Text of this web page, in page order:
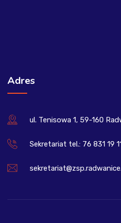
Adres
ul. Tenisowa 1, 59-160
Sekretariat tel.: 76 831 19